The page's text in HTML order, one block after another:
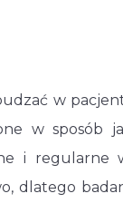
w
w sposób
i regularne
dlatego